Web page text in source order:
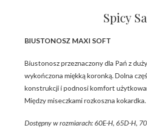
Spicy
BIUSTONOSZ MAXI SOFT
Biustonosz przeznaczony dla Pań z
wykończona miękką koronką. Dolna
konstrukcji i podnosi komfort
Między miseczkami rozkoszna kokardka.
Dostępny w rozmiarach: 60E-H, 65D-H,